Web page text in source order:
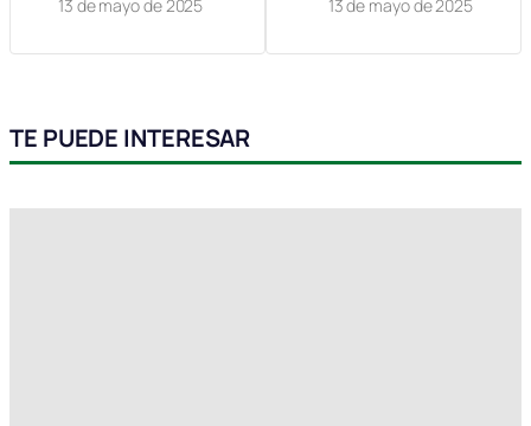
13 de mayo de 2025 13 de mayo de 2025
TE PUEDE INTERESAR